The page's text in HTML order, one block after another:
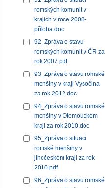
romských komunit v
krajích v roce 2008-
příloha.doc
92_Zpráva o stavu
romských komunit v ČR za
rok 2007.pdf
93_Zpráva o stavu romské
menšiny v kraji Vysočina
za rok 2012.doc
94_Zpráva o stavu romské
menšiny v Olomouckém
kraji za rok 2010.doc
95_Zpráva o situaci
romské menšiny v
jihočeském kraji za rok
2010.pdf
96_Zpráva o stavu romské